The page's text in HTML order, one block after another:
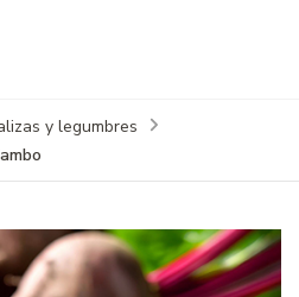
y legumbres